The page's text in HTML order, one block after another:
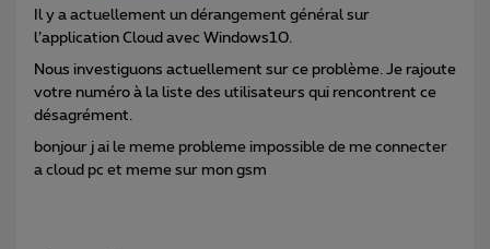
Il y a actuellement un dérangement général sur
l’application Cloud avec Windows10.
Nous investiguons actuellement sur ce problème. Je rajoute
votre numéro à la liste des utilisateurs qui rencontrent ce
désagrément.
bonjour j ai le meme probleme impossible de me connecter
a cloud pc et meme sur mon gsm